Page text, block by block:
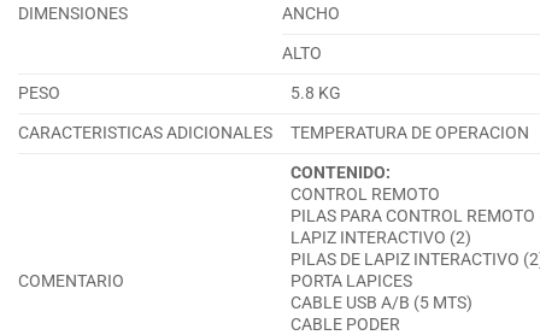
DIMENSIONES
ANCHO
ALTO
PESO
5.8 KG
CARACTERISTICAS ADICIONALES
TEMPERATURA DE OPERACION
COMENTARIO
CONTENIDO:
CONTROL REMOTO
PILAS PARA CONTROL
LAPIZ INTERACTIVO (2)
PILAS DE LAPIZ INTERACTIVO
PORTA LAPICES
CABLE USB A/B (5 MTS)
CABLE PODER